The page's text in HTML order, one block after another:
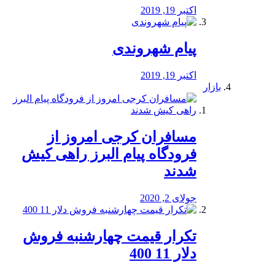
اکتبر 19, 2019
پیام شهروندی
اکتبر 19, 2019
بازار
مسافران کرجی امروز از
فرودگاه پیام البرز راهی کیش
شدند
جولای 2, 2020
تکرار قیمت چهارشنبه فروش
دلار 11 400